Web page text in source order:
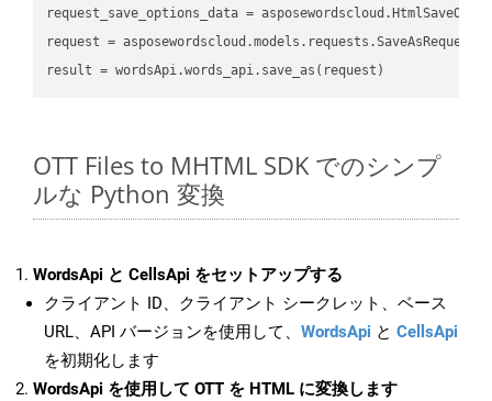
request_save_options_data =
request
result
OTT Files to MHTML SDK でのシンプ
ルな Python 変換
WordsApi と CellsApi をセットアップする
クライアント ID、クライアント シークレット、ベース
URL、API バージョンを使用して、 WordsApi と CellsApi
を初期化します
WordsApi を使用して OTT を HTML に変換します